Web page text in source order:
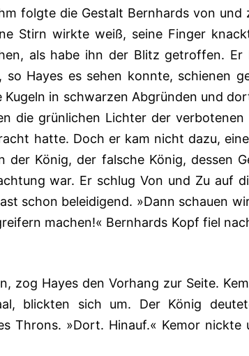
folgte die Gestalt Bernhards von und
Stirn wirkte weiß, seine Finger
als habe ihn der Blitz getroffen. Er
so Hayes es sehen konnte, schienen
in schwarzen Abgründen und
die grünlichen Lichter der verbotenen
hatte. Doch er kam nicht dazu,
der König, der falsche König, dessen
war. Er schlug Von und Zu auf
schon beleidigend. »Dann schauen
machen!« Bernhards Kopf fiel
zog Hayes den Vorhang zur Seite.
blickten sich um. Der König
Throns. »Dort. Hinauf.« Kemor nickte